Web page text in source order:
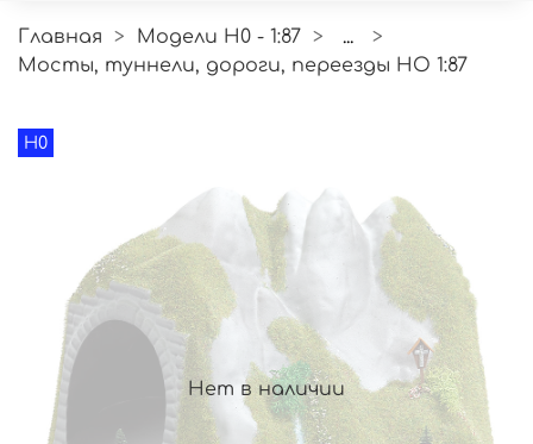
Главная Модели H0 - 1:87
...
Мосты, туннели, дороги, переезды HO 1:87
Нет в наличии
H0